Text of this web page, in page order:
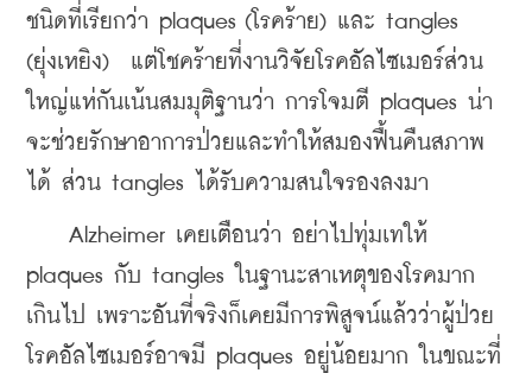
ชนิดที่เรียกว่า plaques (โรคร้าย) และ tangles
(ยุ่งเหยิง)  แต่โชคร้ายที่งานวิจัยโรคอัลไซเมอร์ส่วน
ใหญ่แห่กันเน้นสมมุติฐานว่า การโจมตี plaques น่า
จะช่วยรักษาอาการป่วยและทำให้สมองฟื้นคืนสภาพ
ได้ ส่วน tangles ได้รับความสนใจรองลงมา
Alzheimer เคยเตือนว่า อย่าไปทุ่มเทให้
plaques กับ tangles ในฐานะสาเหตุของโรคมาก
เกินไป เพราะอันที่จริงก็เคยมีการพิสูจน์แล้วว่าผู้ป่วย
โรคอัลไซเมอร์อาจมี plaques อยู่น้อยมาก ในขณะที่